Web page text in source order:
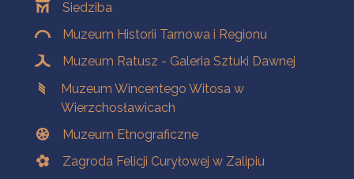
Siedziba
Muzeum Historii Tarnowa i Regionu
Muzeum Ratusz - Galeria Sztuki Dawnej
Muzeum Wincentego Witosa w
Wierzchosławicach
Muzeum Etnograficzne
Zagroda Felicji Curyłowej w Zalipiu